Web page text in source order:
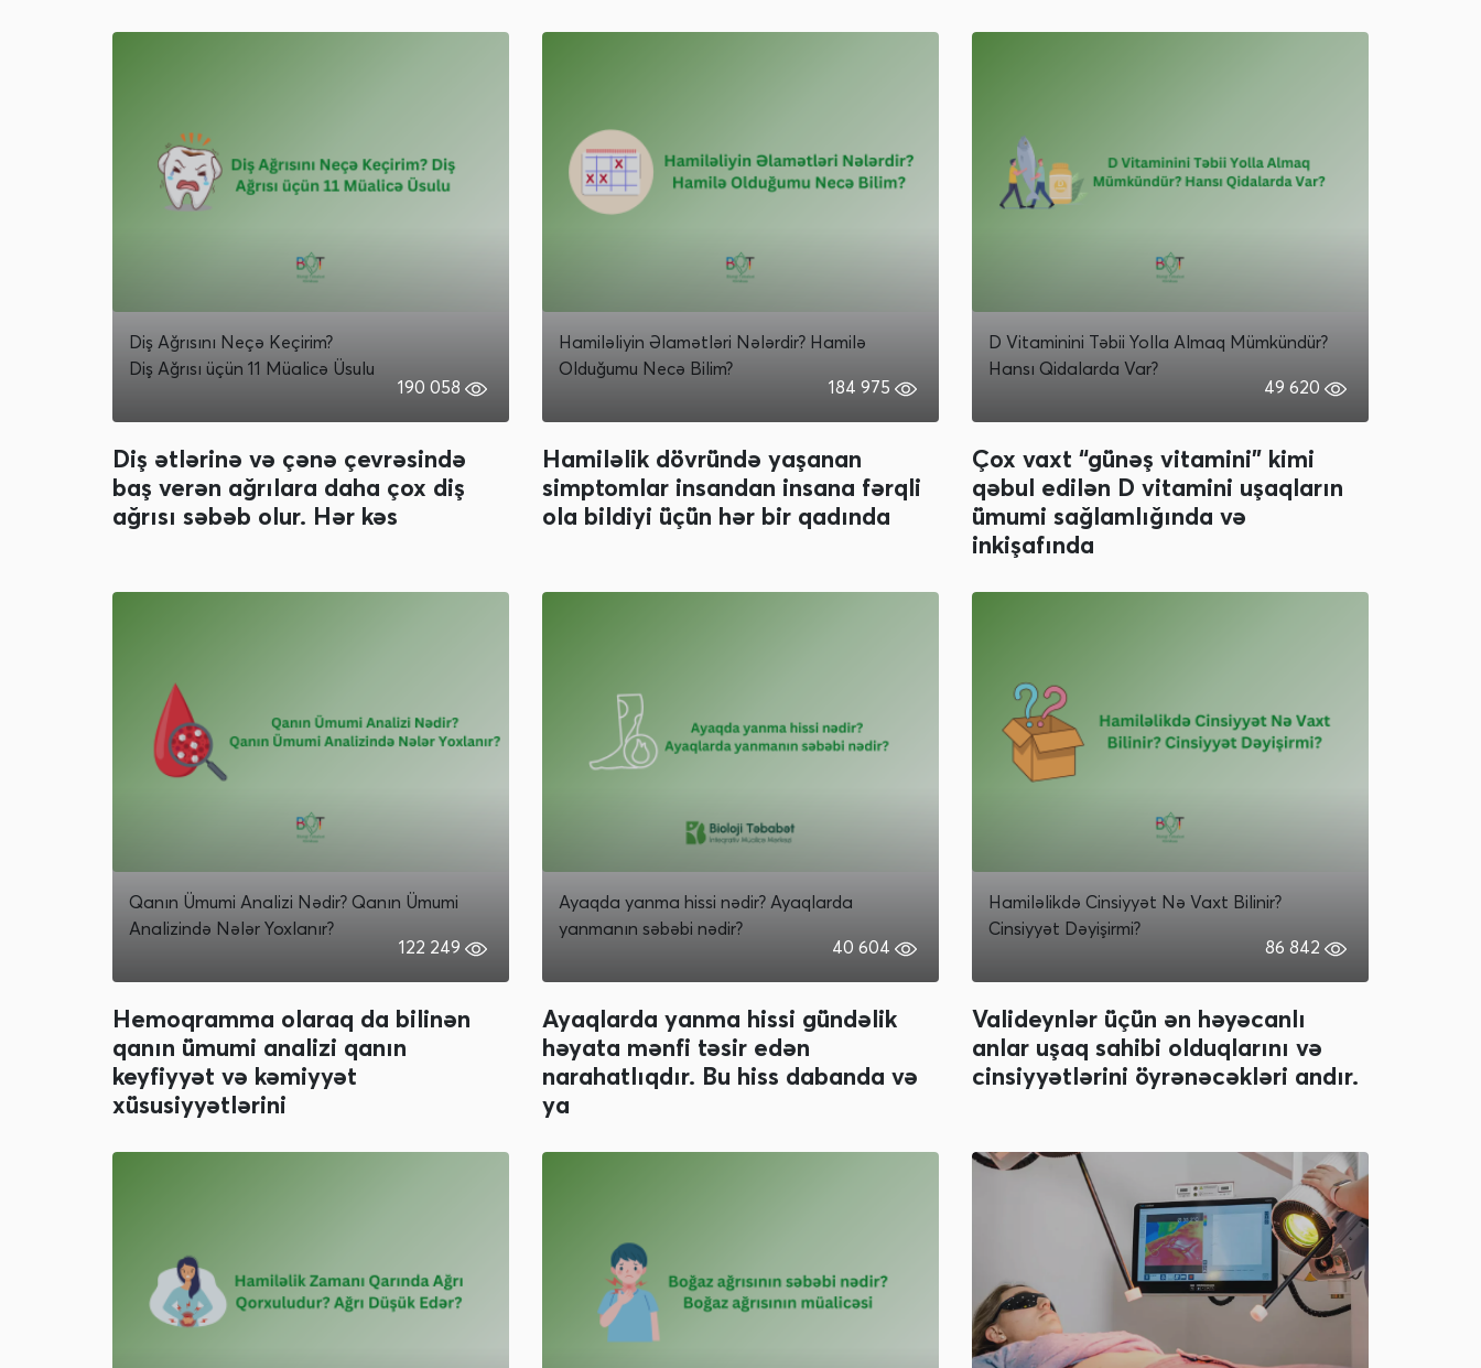
Diş Ağrısını Neçə Keçirim?
Diş Ağrısı üçün 11 Müalicə Üsulu
190 058
Diş ətlərinə və çənə çevrəsində
baş verən ağrılara daha çox diş
ağrısı səbəb olur. Hər kəs
Hamiləliyin Əlamətləri Nələrdir? Hamilə
Olduğumu Necə Bilim?
184 975
Hamiləlik dövründə yaşanan
simptomlar insandan insana fərqli
ola bildiyi üçün hər bir qadında
D Vitaminini Təbii Yolla Almaq Mümkündür?
Hansı Qidalarda Var?
49 620
Çox vaxt “günəş vitamini” kimi
qəbul edilən D vitamini uşaqların
ümumi sağlamlığında və
inkişafında
Qanın Ümumi Analizi Nədir? Qanın Ümumi
Analizində Nələr Yoxlanır?
122 249
Hemoqramma olaraq da bilinən
qanın ümumi analizi qanın
keyfiyyət və kəmiyyət
xüsusiyyətlərini
Ayaqda yanma hissi nədir? Ayaqlarda
yanmanın səbəbi nədir?
40 604
Ayaqlarda yanma hissi gündəlik
həyata mənfi təsir edən
narahatlıqdır. Bu hiss dabanda və
ya
Hamiləlikdə Cinsiyyət Nə Vaxt Bilinir?
Cinsiyyət Dəyişirmi?
86 842
Valideynlər üçün ən həyəcanlı
anlar uşaq sahibi olduqlarını və
cinsiyyətlərini öyrənəcəkləri andır.